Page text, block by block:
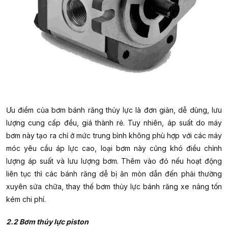
Ưu điểm của bơm bánh răng thủy lực là đơn giản, dễ dùng, lưu
lượng cung cấp đều, giá thành rẻ. Tuy nhiên, áp suất do máy
bơm này tạo ra chỉ ở mức trung bình không phù hợp với các máy
móc yêu cầu áp lực cao, loại bơm này cũng khó điều chỉnh
lượng áp suất và lưu lượng bơm. Thêm vào đó nếu hoạt động
liên tục thì các bánh răng dễ bị ăn mòn dẫn đến phải thường
xuyên sửa chữa, thay thế bơm thủy lực bánh răng xe nâng tốn
kém chi phí.
2.2 Bơm thủy lực piston